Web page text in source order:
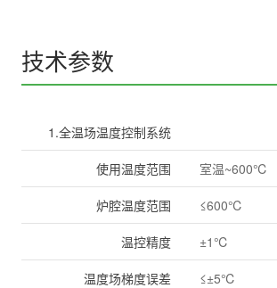
技术参数
1.全温场温度控制系统
使用温度范围 室温~600℃
炉腔温度范围 ≤600℃
温控精度 ±1℃
温度场梯度误差 ≤±5℃